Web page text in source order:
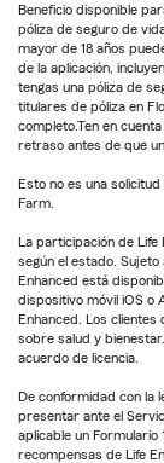
Beneficio disponible
póliza de seguro de
mayor de 18 años
de la aplicación,
tengas una póliza de
titulares de póliza en
completo.Ten en
retraso antes de que
Esto no es una
Farm.
La participación de Life
según el estado.
Enhanced está
dispositivo móvil iOS o
Enhanced. Los
sobre salud y
acuerdo de licencia.
De conformidad con la
presentar ante el
aplicable un Formulario
recompensas de Life